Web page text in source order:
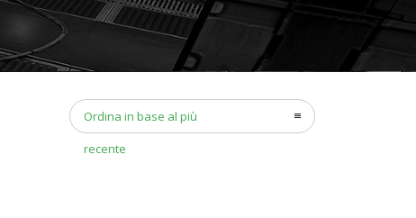
Ordina in base al più
recente